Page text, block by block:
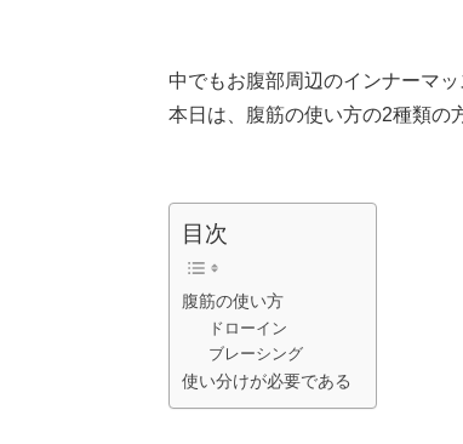
中でもお腹部周辺のインナーマ
本日は、腹筋の使い方の2種類の
目次
腹筋の使い方
ドローイン
ブレーシング
使い分けが必要である